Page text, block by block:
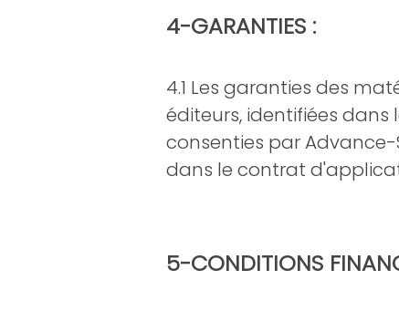
4-GARANTIES :
4.1 Les garanties des
éditeurs, identifiées
consenties par
dans le contrat
5-CONDITIONS